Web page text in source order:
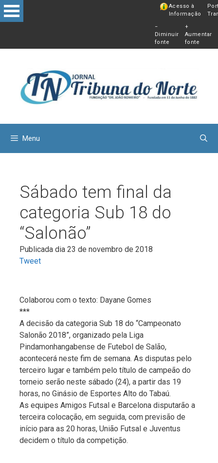
Pular
para
Acesso à
Informação
−
Diminuir
fonte
+
Aumentar
fonte
Menu
Sábado tem final da
categoria Sub 18 do
“Salonão”
Publicada dia 23 de novembro de 2018
Tweet
Colaborou com o texto: Dayane Gomes
***
A decisão da categoria Sub 18 do “Campeonato
Salonão 2018”, organizado pela Liga
Pindamonhangabense de Futebol de Salão,
acontecerá neste fim de semana. As disputas pelo
terceiro lugar e também pelo título de campeão do
torneio serão neste sábado (24), a partir das 19
horas, no Ginásio de Esportes Alto do Tabaú.
As equipes Amigos Futsal e Barcelona disputarão a
terceira colocação, em seguida, com previsão de
início para as 20 horas, União Futsal e Juventus
decidem o título da competição.